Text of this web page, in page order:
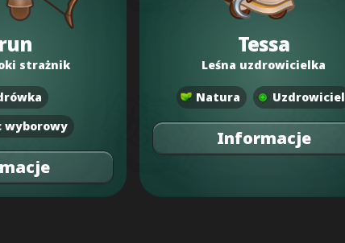
strażnik
wyborowy
Tessa
Leśna uzdrowicielka
Natura Uzdrowiciel
Informacje